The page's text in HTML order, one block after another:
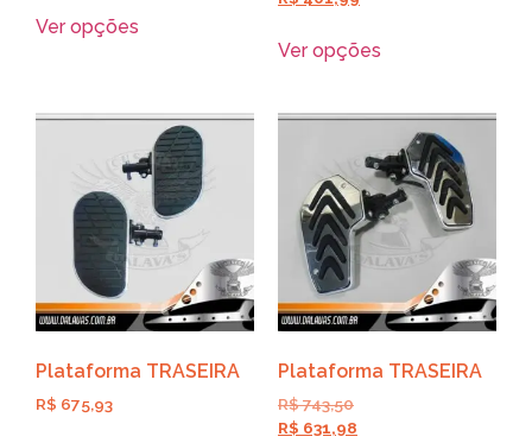
Ver opções
Ver opções
Plataforma TRASEIRA
R$ 675,93
Plataforma TRASEIRA
R$743,50
R$ 631,98